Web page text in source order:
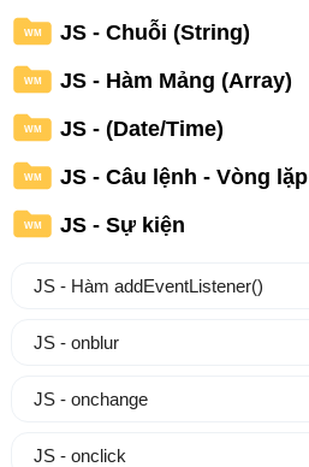
WM JS - Chuỗi (String)
WM JS - Hàm Mảng (Array)
WM JS - (Date/Time)
WM JS - Câu lệnh - Vòng lặp
WM JS - Sự kiện
JS - Hàm addEventListener()
JS - onblur
JS - onchange
JS - onclick